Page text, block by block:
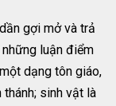
gợi mở và trả
luận điểm
dạng tôn giáo,
sinh vật là